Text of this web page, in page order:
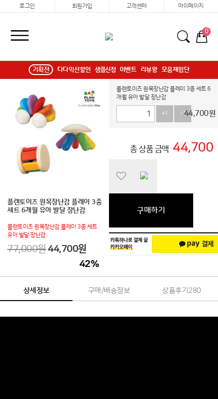
로그인 회원가입 고객센터 마이페이지
0
기획전 다다익선할인 샘플신청 이벤트 리뷰왕 모움체험단
플랜토이즈 원목장난감 플레이 3종
세트 6개월 유아 발달 장난감
플랜토이즈 원목장난감 플레이 3종 세트
유아 발달 장난감
77,000원44,700원
42%
플랜토이즈 원목장난감 플레이 3종 세트 6
개월 유아 발달 장난감
+1 -144,700원
총 상품 금액 44,700
구매하기
상세정보 구매/배송정보 상품후기 280